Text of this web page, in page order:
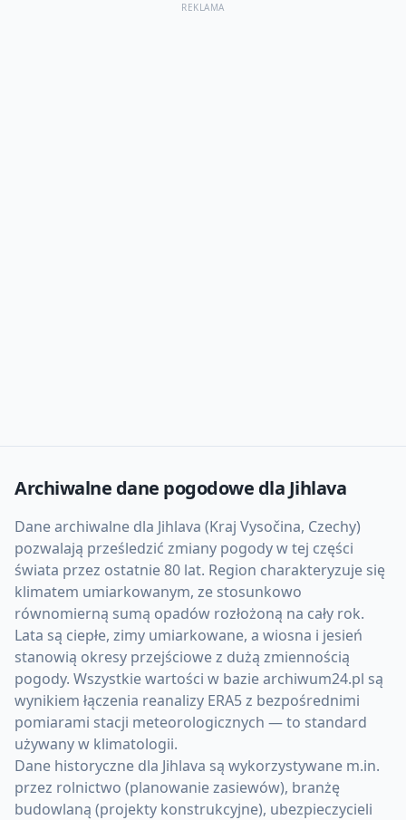
REKLAMA
Archiwalne dane pogodowe dla Jihlava
Dane archiwalne dla Jihlava (Kraj Vysočina, Czechy)
pozwalają prześledzić zmiany pogody w tej części
świata przez ostatnie 80 lat. Region charakteryzuje się
klimatem umiarkowanym, ze stosunkowo
równomierną sumą opadów rozłożoną na cały rok.
Lata są ciepłe, zimy umiarkowane, a wiosna i jesień
stanowią okresy przejściowe z dużą zmiennością
pogody. Wszystkie wartości w bazie archiwum24.pl są
wynikiem łączenia reanalizy ERA5 z bezpośrednimi
pomiarami stacji meteorologicznych — to standard
używany w klimatologii.
Dane historyczne dla Jihlava są wykorzystywane m.in.
przez rolnictwo (planowanie zasiewów), branżę
budowlaną (projekty konstrukcyjne), ubezpieczycieli